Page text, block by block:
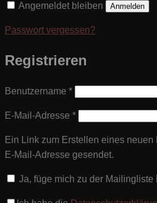
Angemeldet bleiben Anmelden
Passwort vergessen?
Registrieren
Benutzername *Erforderlich
E-Mail-Adresse *Erforderlich
Ein Link zum Erstellen eines
E-Mail-Adresse gesendet.
Ja, füge mich zu der Mailingliste